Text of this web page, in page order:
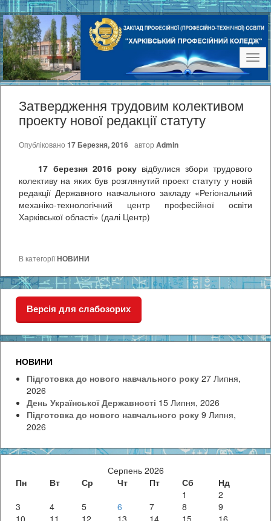
Затвердження трудовим колективом
проекту нової редакції статуту
Опубліковано 17 Березня, 2016 автор Admin
17 березня 2016 рокувідбулися збори трудового
колективу на яких був розглянутий проект статуту у новій
редакції Державного навчального закладу «Регіональний
механіко-технологічний центр професійної освіти
Харківської області» (далі Центр)
В категоріїНОВИНИ
Версія для слабозорих
НОВИНИ
Підготовка до нового навчального року 27 Липня,
2026
День Української Державності 15 Липня, 2026
Підготовка до нового навчального року 9 Липня,
2026
Серпень 2026
Пн
Вт Ср Чт Пт Сб
Нд
1
2
3
4 5 6 7 8
9